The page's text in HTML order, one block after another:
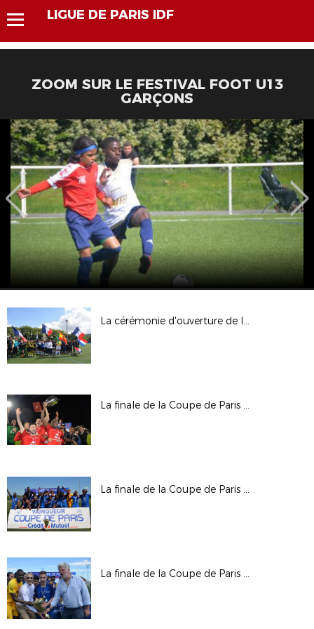
LIGUE DE PARIS IDF
ZOOM SUR LE FESTIVAL FOOT U13
GARÇONS
La cérémonie d'ouverture de la Paris Ladies Cup
La finale de la Coupe de Paris Crédit Mutuel IDF Seniors
La finale de la Coupe de Paris Crédit Mutuel IDF U19
La finale de la Coupe de Paris Crédit Mutuel IDF U17